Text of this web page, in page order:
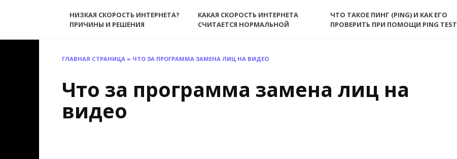
НИЗКАЯ СКОРОСТЬ ИНТЕРНЕТА?
ПРИЧИНЫ И РЕШЕНИЯ
КАКАЯ СКОРОСТЬ ИНТЕРНЕТА
СЧИТАЕТСЯ НОРМАЛЬНОЙ
ЧТО ТАКОЕ ПИНГ (PING) И КАК ЕГО
ПРОВЕРИТЬ ПРИ ПОМОЩИ PING TEST
ГЛАВНАЯ СТРАНИЦА » ЧТО ЗА ПРОГРАММА ЗАМЕНА ЛИЦ НА ВИДЕО
Что за программа замена лиц на
видео